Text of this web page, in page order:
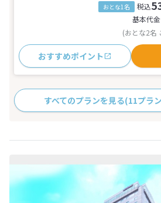
おとな1名 税込
基本代
(おとな2名
おすすめポイント
すべてのプランを見る(11プラ